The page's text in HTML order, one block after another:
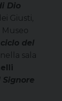
Dio
Giusti,
del
, nella sala
Signore